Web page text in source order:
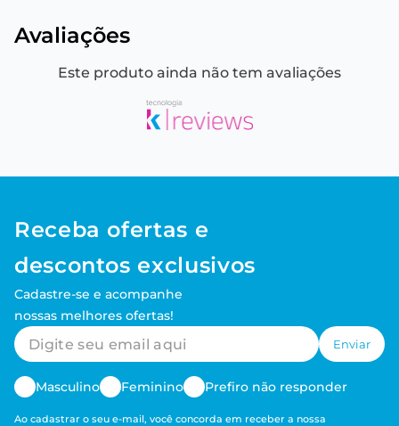
Avaliações
Este produto ainda não tem avaliações
Receba ofertas e
descontos exclusivos
Cadastre-se e acompanhe
nossas melhores ofertas!
Enviar
Masculino Feminino Prefiro não responder
Ao cadastrar o seu e-mail, você concorda em receber a nossa